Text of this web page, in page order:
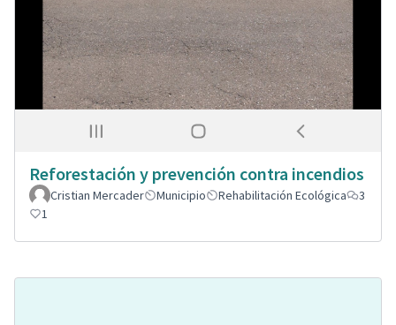
Reforestación y prevención contra incendios
Cristian Mercader Municipio Rehabilitación Ecológica
3
1